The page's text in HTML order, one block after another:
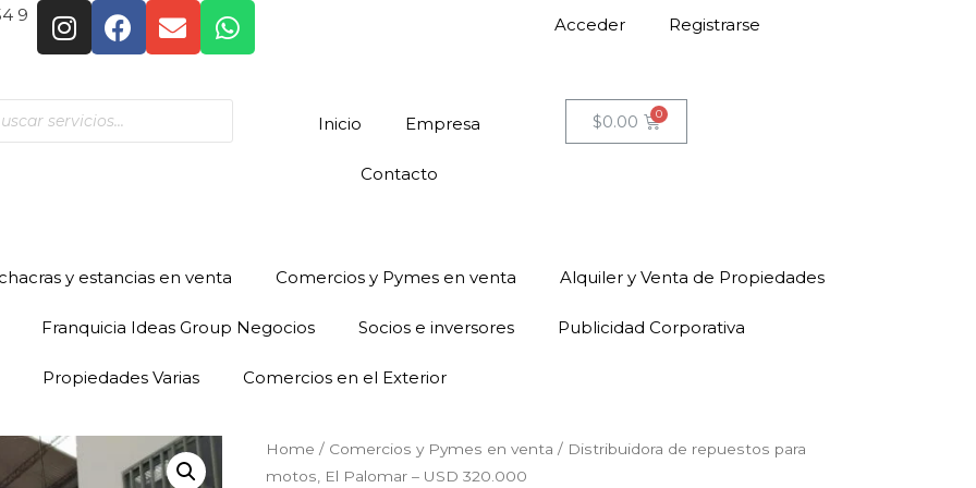
9 Acceder Registrarse
Inicio Empresa
Contacto
$0.00
y estancias en venta Comercios y Pymes en venta Alquiler y Venta de Propiedades
Franquicia Ideas Group Negocios Socios e inversores Publicidad Corporativa
Propiedades Varias Comercios en el Exterior
Home / Comercios y Pymes en venta / Distribuidora de repuestos para
motos, El Palomar – USD 320.000